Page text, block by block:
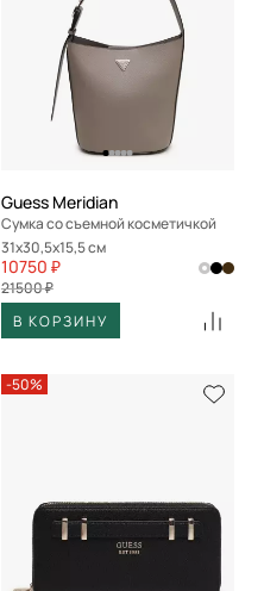
Guess Meridian
Сумка со съемной косметичкой
31x30,5x15,5 см
10750 ₽
21500 ₽
В КОРЗИНУ
-50%